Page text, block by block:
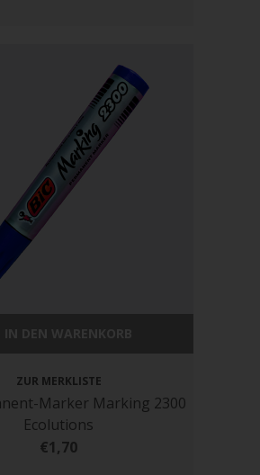
ZUR MERKLISTE
Marker Marking 2300
Ecolutions
€1,70